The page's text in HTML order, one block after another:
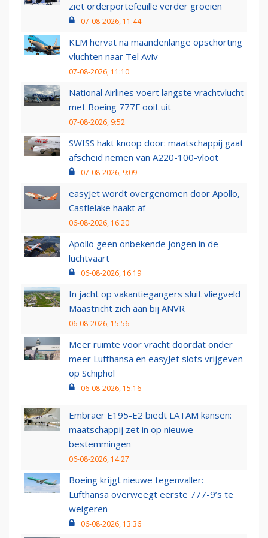
ziet orderportefeuille verder groeien
07-08-2026, 11:44
KLM hervat na maandenlange opschorting
vluchten naar Tel Aviv
07-08-2026, 11:10
National Airlines voert langste vrachtvlucht
met Boeing 777F ooit uit
07-08-2026, 9:52
SWISS hakt knoop door: maatschappij gaat
afscheid nemen van A220-100-vloot
07-08-2026, 9:09
easyJet wordt overgenomen door Apollo,
Castlelake haakt af
06-08-2026, 16:20
Apollo geen onbekende jongen in de
luchtvaart
06-08-2026, 16:19
In jacht op vakantiegangers sluit vliegveld
Maastricht zich aan bij ANVR
06-08-2026, 15:56
Meer ruimte voor vracht doordat onder
meer Lufthansa en easyJet slots vrijgeven
op Schiphol
06-08-2026, 15:16
Embraer E195-E2 biedt LATAM kansen:
maatschappij zet in op nieuwe
bestemmingen
06-08-2026, 14:27
Boeing krijgt nieuwe tegenvaller:
Lufthansa overweegt eerste 777-9’s te
weigeren
06-08-2026, 13:36